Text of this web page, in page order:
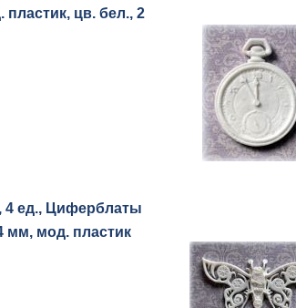
цв. бел., 2
4 ед., Циферблаты
мм, мод. пластик